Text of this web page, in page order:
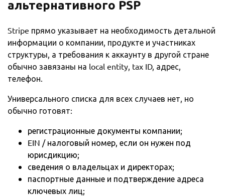
альтернативного PSP
Stripe прямо указывает на необходимость детальной
информации о компании, продукте и участниках
структуры, а требования к аккаунту в другой стране
обычно завязаны на local entity, tax ID, адрес,
телефон.
Универсального списка для всех случаев нет, но
обычно готовят:
регистрационные документы компании;
EIN / налоговый номер, если он нужен под
юрисдикцию;
сведения о владельцах и директорах;
паспортные данные и подтверждение адреса
ключевых лиц;